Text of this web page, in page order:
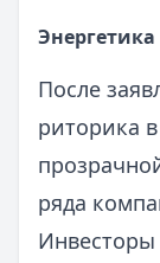
После
риторика
ряда
Инвесторы